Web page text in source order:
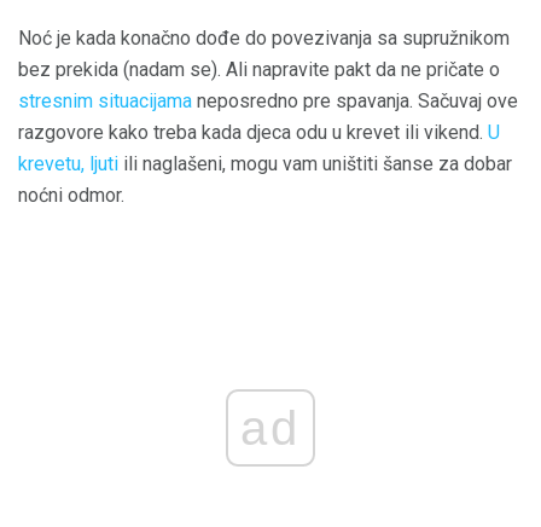
Noć je kada konačno dođe do povezivanja sa supružnikom
bez prekida (nadam se). Ali napravite pakt da ne pričate o
stresnim situacijama neposredno pre spavanja. Sačuvaj ove
razgovore kako treba kada djeca odu u krevet ili vikend. U
krevetu, ljuti ili naglašeni, mogu vam uništiti šanse za dobar
noćni odmor.
ad